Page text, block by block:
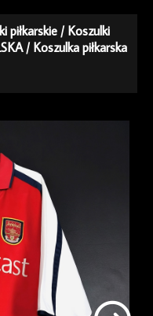
piłkarskie /Koszulki
/ Koszulka piłkarska